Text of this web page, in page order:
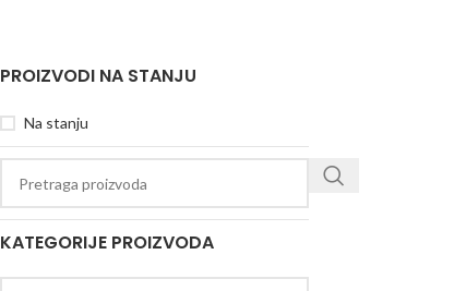
PROIZVODI NA STANJU
Na stanju
KATEGORIJE PROIZVODA